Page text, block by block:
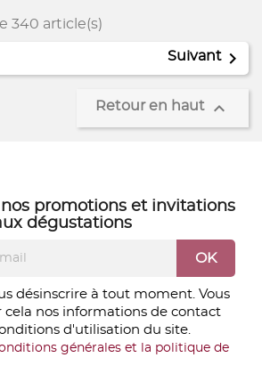
340 article(s)
Suivant 
Retour en haut 
promotions et invitations
dégustations
désinscrire à tout moment. Vous
cela nos informations de contact
d'utilisation du site.
générales et la politique de